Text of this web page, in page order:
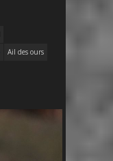
Ail des ours